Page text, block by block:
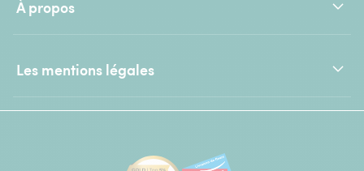
À propos
Les mentions légales